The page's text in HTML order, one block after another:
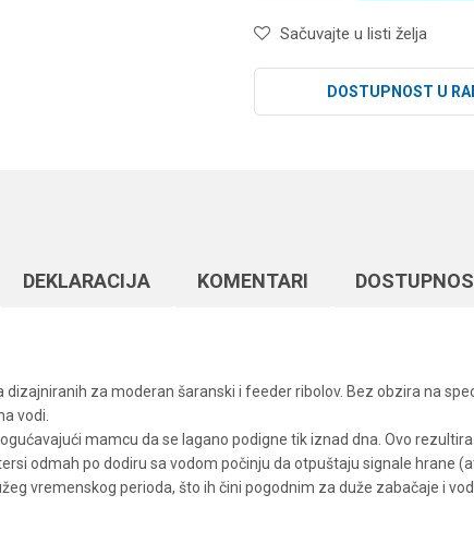
Sačuvajte u listi želja
DOSTUPNOST U
DEKLARACIJA KOMENTARI
za moderan šaranski i feeder ribolov. Bez obzira na
vodi.
mamcu da se lagano podigne tik iznad dna. Ovo
odmah po dodiru sa vodom počinju da otpuštaju signale hrane
vremenskog perioda, što ih čini pogodnim za duže zabačaje i